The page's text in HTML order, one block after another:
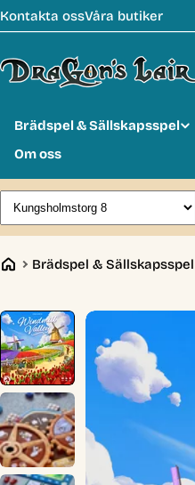
Hoppa
till
Kontakta ossVåra butiker
Brädspel & Sällskapsspel
Om oss
Brädspel & Sällskapsspel